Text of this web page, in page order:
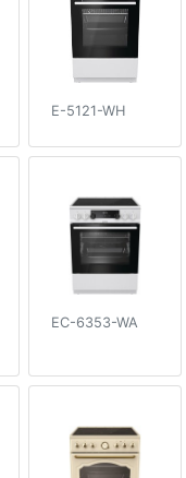
E-5121-WH
EC-6353-WA